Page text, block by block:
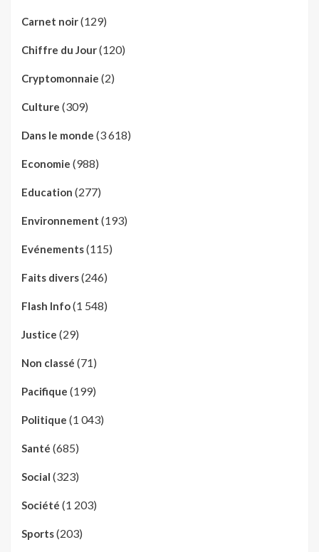
Carnet noir(129)
Chiffre du Jour(120)
Cryptomonnaie (2)
Culture (309)
Dans le monde (3 618)
Economie (988)
Education (277)
Environnement (193)
Evénements(115)
Faits divers(246)
Flash Info(1 548)
Justice (29)
Non classé (71)
Pacifique (199)
Politique (1 043)
Santé (685)
Social (323)
Société (1 203)
Sports(203)